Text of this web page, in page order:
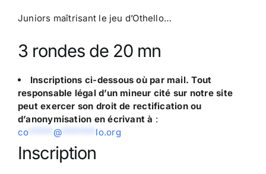
Juniors maîtrisant le jeu d’Othello…
3 rondes de 20 mn
Inscriptions ci-dessous où par mail. Tout
responsable légal d’un mineur cité sur notre site
peut exercer son droit de rectification ou
d’anonymisation en écrivant à :
co
@******* lo.org
Inscription